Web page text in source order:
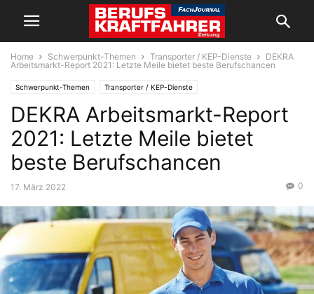
Home Schwerpunkt-Themen Transporter / KEP-Dienste
DEKRA
Arbeitsmarkt-Report 2021: Letzte Meile bietet beste Berufschancen
Schwerpunkt-Themen Transporter / KEP-Dienste
DEKRA Arbeitsmarkt-Report
2021: Letzte Meile bietet
beste Berufschancen
17. März 2022 0